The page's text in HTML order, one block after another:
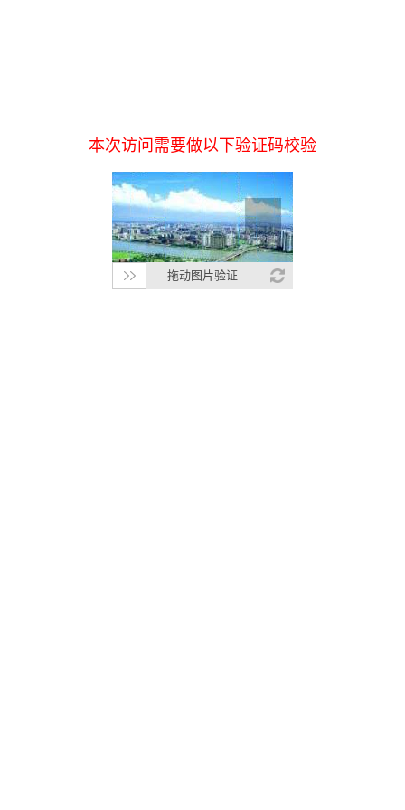
本次访问需要做以下验证码校验
拖动图片验证